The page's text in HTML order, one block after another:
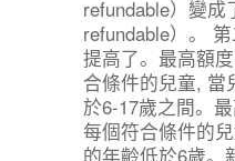
refundable）變
refundable）。
提高了。最高額
合條件的兒童, 當
於6-17歲之間。
每個符合條件的
的年齡低於6歲。